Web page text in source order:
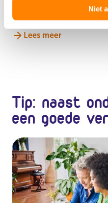
Niet
Lees meer
Tip: naast
een goede